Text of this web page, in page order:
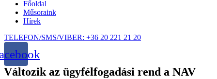
Főoldal
Műsoraink
Hírek
TELEFON/SMS/VIBER: +36 20 221 21 20
Változik az ügyfélfogadási rend a NAV